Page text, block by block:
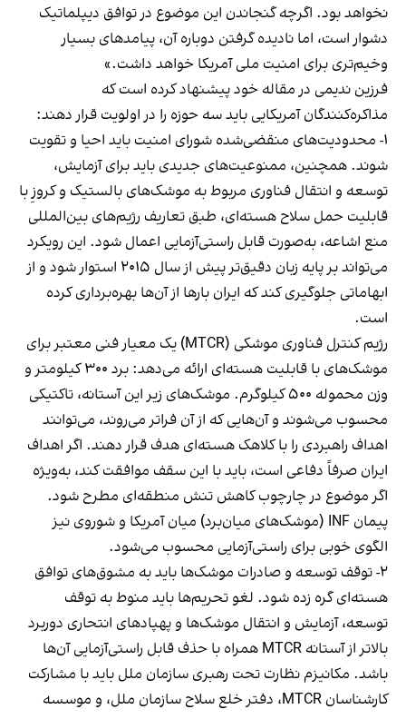
نخواهد بود. اگرچه گنجاندن این موضوع در توافق دیپلماتیک
دشوار است، اما نادیده گرفتن دوباره آن، پیامدهای بسیار
وخیم‌تری برای امنیت ملی آمریکا خواهد داشت.»
فرزین ندیمی در مقاله خود پیشنهاد کرده است که
مذاکره‌کنندگان آمریکایی باید سه حوزه را در اولویت قرار دهند:
۱- محدودیت‌های منقضی‌شده شورای امنیت باید احیا و تقویت
شوند. همچنین، ممنوعیت‌های جدیدی باید برای آزمایش،
توسعه و انتقال فناوری مربوط به موشک‌های بالستیک و کروزِ با
قابلیت حمل سلاح هسته‌ای،‌ طبق تعاریف رژیم‌های بین‌المللی
منع اشاعه، به‌صورت قابل راستی‌آزمایی اعمال شود. این رویکرد
می‌تواند بر پایه زبان دقیق‌تر پیش از سال ۲۰۱۵ استوار شود و از
ابهاماتی جلوگیری کند که ایران بارها از آن‌ها بهره‌برداری کرده
است.
رژیم کنترل فناوری موشکی (MTCR) یک معیار فنی معتبر برای
موشک‌های با قابلیت هسته‌ای ارائه می‌دهد: برد ۳۰۰ کیلومتر و
وزن محموله ۵۰۰ کیلوگرم. موشک‌های زیر این آستانه، تاکتیکی
محسوب می‌شوند و آن‌هایی که از آن فراتر می‌روند، می‌توانند
اهداف راهبردی را با کلاهک هسته‌ای هدف قرار دهند. اگر اهداف
ایران صرفاً دفاعی است، باید با این سقف موافقت کند، به‌ویژه
اگر موضوع در چارچوب کاهش تنش منطقه‌ای مطرح شود.
پیمان INF (موشک‌های میان‌برد) میان آمریکا و شوروی نیز
الگوی خوبی برای راستی‌آزمایی محسوب می‌شود.
۲- توقف توسعه و صادرات موشک‌ها باید به مشوق‌های توافق
هسته‌ای گره زده شود. لغو تحریم‌ها باید منوط به توقف
توسعه، آزمایش و انتقال موشک‌ها و پهپادهای انتحاری دوربرد
بالاتر از آستانه MTCR همراه با حذف قابل راستی‌آزمایی آن‌ها
باشد. مکانیزم نظارت تحت رهبری سازمان ملل باید با مشارکت
کارشناسان MTCR، دفتر خلع سلاح سازمان ملل، و موسسه